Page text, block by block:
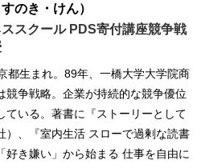
すのき・けん）
スクール PDS寄付講座競争戦
都生まれ。89年、一橋大学大学院商
競争戦略。企業が持続的な競争優位
ている。著書に『ストーリーとして
）、『室内生活 スローで過剰な読書
好き嫌い」から始まる 仕事を自由に